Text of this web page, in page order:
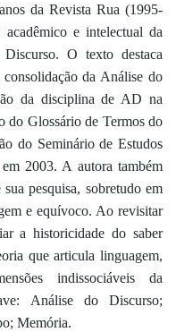
da Revista Rua (1995-
e intelectual da
O texto destaca
da Análise do
da disciplina de AD na
do Glossário de Termos do
do Seminário de Estudos
2003. A autora também
pesquisa, sobretudo em
e equívoco. Ao revisitar
a historicidade do saber
que articula linguagem,
indissociáveis da
Análise do Discurso;
Memória.